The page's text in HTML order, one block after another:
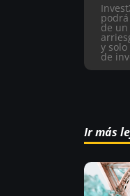
de
y
de
Ir más